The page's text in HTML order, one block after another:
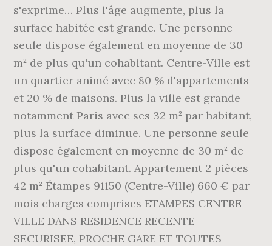
s'exprime… Plus l'âge augmente, plus la
surface habitée est grande. Une personne
seule dispose également en moyenne de 30
m² de plus qu'un cohabitant. Centre-Ville est
un quartier animé avec 80 % d'appartements
et 20 % de maisons. Plus la ville est grande
notamment Paris avec ses 32 m² par habitant,
plus la surface diminue. Une personne seule
dispose également en moyenne de 30 m² de
plus qu'un cohabitant. Appartement 2 pièces
42 m² Étampes 91150 (Centre-Ville) 660 € par
mois charges comprises ETAMPES CENTRE
VILLE DANS RESIDENCE RECENTE
SECURISEE, PROCHE GARE ET TOUTES